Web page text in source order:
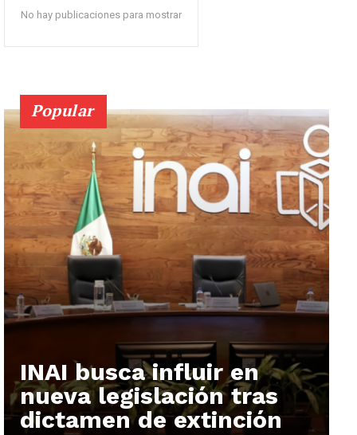
No hay publicaciones para mostrar
Popular
INAI busca influir en
nueva legislación tras
dictamen de extinción